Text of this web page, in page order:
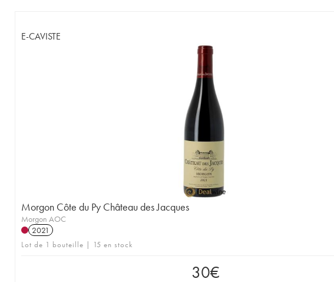
E-CAVISTE
Morgon Côte du Py Château des Jacques
Morgon AOC
2021
Lot de 1 bouteille | 15 en stock
30€